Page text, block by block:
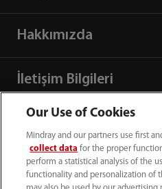
Hakkımızda
İletişim Bilgileri
Our Use of Cookies
Mindray and our partners use first
collect data for the proper
perform a statistical analysis of the
functionality and personalization of